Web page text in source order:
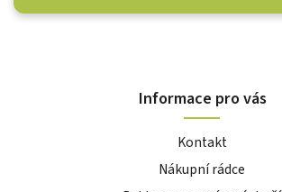
Informace pro vás
Kontakt
Nákupní rádce